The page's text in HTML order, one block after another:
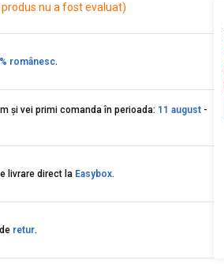
nu a fost evaluat)
românesc.
și vei primi comanda în perioada: 11 august-
livrare direct la Easybox.
retur.